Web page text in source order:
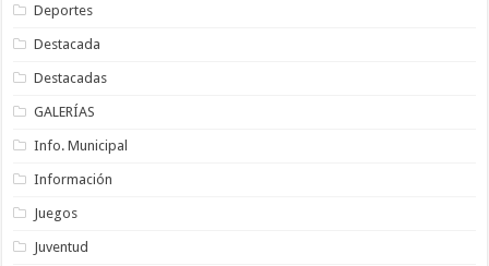
Deportes
Destacada
Destacadas
GALERÍAS
Info. Municipal
Información
Juegos
Juventud